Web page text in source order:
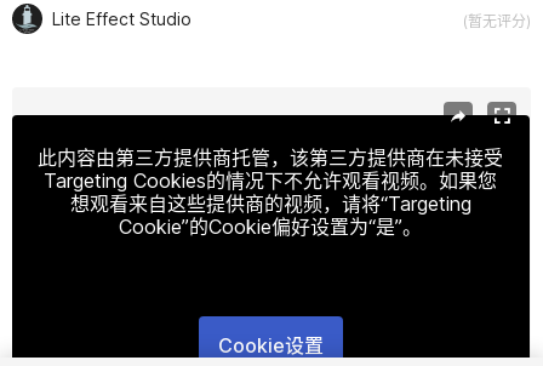
Lite Effect Studio (暂无评分)
此内容由第三方提供商托管，该第三方提供商在未接受
Targeting Cookies的情况下不允许观看视频。如果您
想观看来自这些提供商的视频，请将“Targeting
Cookie”的Cookie偏好设置为“是”。
Cookie设置